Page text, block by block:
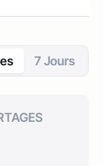
7 Jours